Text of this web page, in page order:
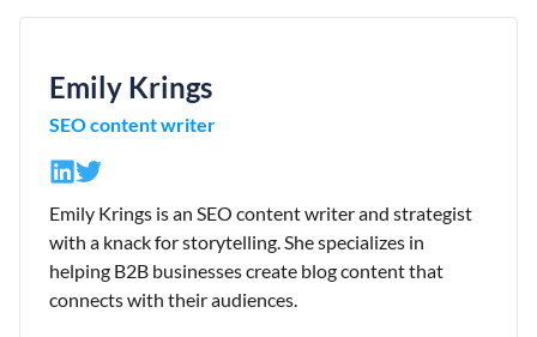
Emily Krings
SEO content writer
Emily Krings is an SEO content writer and strategist
with a knack for storytelling. She specializes in
helping B2B businesses create blog content that
connects with their audiences.